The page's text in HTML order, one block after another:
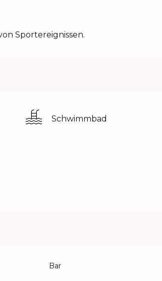
Sportereignissen.
Schwimmbad
Bar